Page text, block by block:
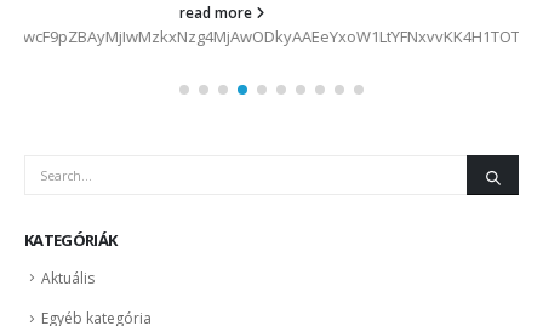
Aktuális
Egyéb kategória
Esemény